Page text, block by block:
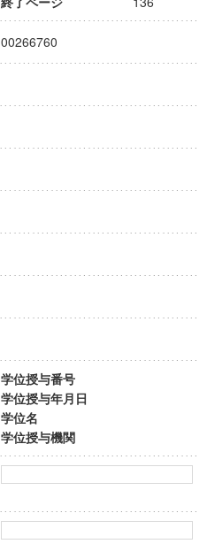
00266760
学位授与番号
学位授与年月日
学位名
学位授与機関